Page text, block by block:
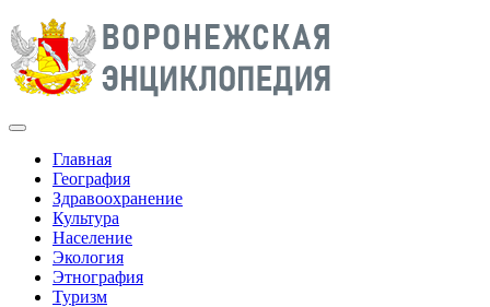
Главная
География
Здравоохранение
Культура
Население
Экология
Этнография
Туризм